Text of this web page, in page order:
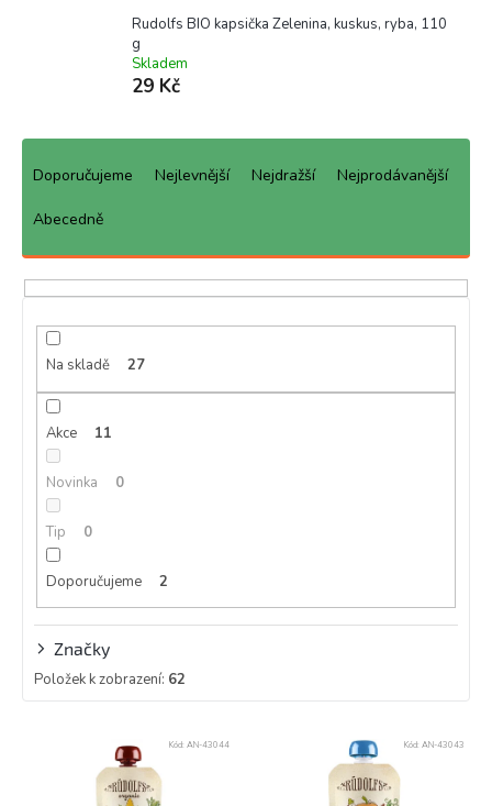
Rudolfs BIO kapsička Zelenina, kuskus, ryba, 110
g
Skladem
29 Kč
Ř
p
Doporučujeme Nejlevnější Nejdražší Nejprodávanější
Abecedně
Na skladě 27
Akce 11
Novinka 0
Tip 0
Doporučujeme 2
Značky
Položek k zobrazení: 62
Kód: AN-43044 Kód: AN-43043